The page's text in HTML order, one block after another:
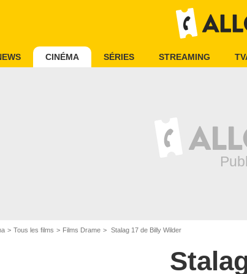
CINÉMA SÉRIES STREAMING
Tous les films Films Drame Stalag 17 de Billy Wilder